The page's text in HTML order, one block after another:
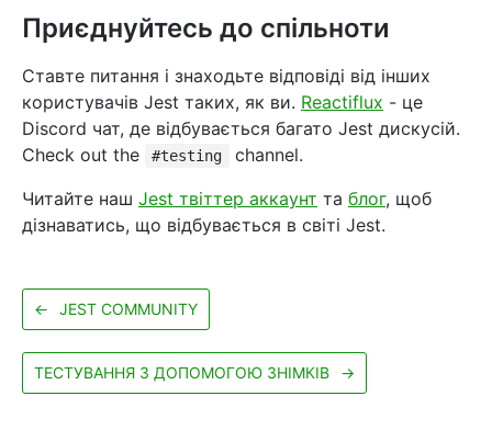
Приєднуйтесь до спільноти
Ставте питання і знаходьте відповіді від інших
користувачів Jest таких, як ви. Reactiflux - це
Discord чат, де відбувається багато Jest дискусій.
Check out the
#testing
channel.
Читайте наш Jest твіттер аккаунт та блог, щоб
дізнаватись, що відбувається в світі Jest.
← JEST COMMUNITY
ТЕСТУВАННЯ З ДОПОМОГОЮ ЗНІМКІВ →